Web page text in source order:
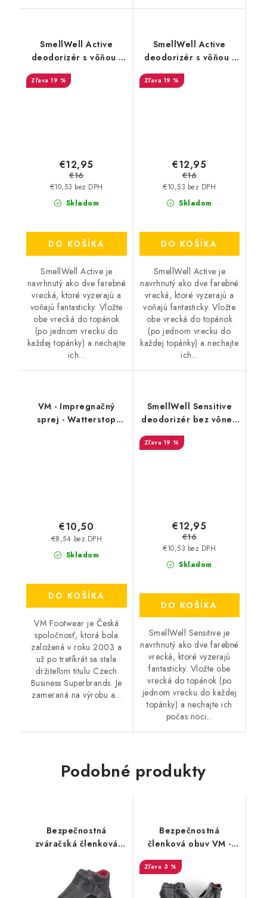
SmellWell Active
deodorizér s vôňou -
Tropical Blue
19 %
Skladom
€10,53 bez DPH
€12,95
€16
DO KOŠÍKA
SmellWell Active je
navrhnutý ako dve farebné
vrecká, ktoré vyzerajú a
voňajú fantasticky. Vložte
obe vrecká do topánok
(po jednom vrecku do
každej topánky) a nechajte
ich...
SmellWell Active
deodorizér s vôňou -
Black Zebra
19 %
Skladom
€10,53 bez DPH
€12,95
€16
DO KOŠÍKA
SmellWell Active je
navrhnutý ako dve farebné
vrecká, ktoré vyzerajú a
voňajú fantasticky. Vložte
obe vrecká do topánok
(po jednom vrecku do
každej topánky) a nechajte
ich...
VM - Impregnačný
sprej - Watterstop
Skladom
€8,54 bez DPH
€10,50
DO KOŠÍKA
VM Footwear je Česká
spoločnosť, ktorá bola
založená v roku 2003 a
už po tretíkrát sa stala
držiteľom titulu Czech
Business Superbrands. Je
zameraná na výrobu a...
SmellWell Sensitive
deodorizér bez vône -
19 %
Skladom
€10,53 bez DPH
€12,95
€16
DO KOŠÍKA
SmellWell Sensitive je
navrhnutý ako dve farebné
vrecká, ktoré vyzerajú
fantasticky. Vložte obe
vrecká do topánok (po
jednom vrecku do každej
topánky) a nechajte ich
počas noci...
Podobné produkty
Bezpečnostná
zváračská členková
Welder S3 HRO M SRA
- čierna
Bezpečnostná
členková obuv VM -
Reykjavik 2480-S3
3 %